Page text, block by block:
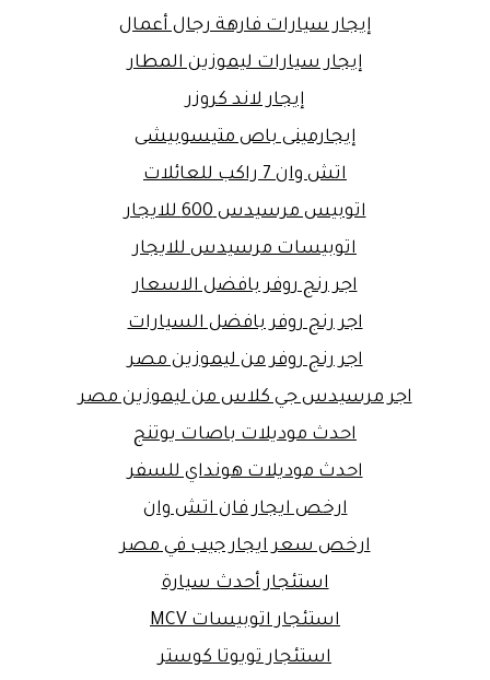
إيجار سيارات فارهة رجال أعمال
إيجار سيارات ليموزين المطار
إيجار لاند كروزر
إيجارمينى باص متيسوبيشى
اتش وان 7 راكب للعائلات
اتوبيس مرسيدس 600 للايجار
اتوبيسات مرسيدس للايجار
اجر رنج روفر بافضل الاسعار
اجر رنج روفر بافضل السيارات
اجر رنج روفر من ليموزين مصر
اجر مرسيدس جي كلاس من ليموزين مصر
احدث موديلات باصات يوتنج
احدث موديلات هونداي للسفر
ارخص ايجار فان اتش وان
ارخص سعر ايجار جيب في مصر
استئجار أحدث سيارة
استئجار اتوبيسات MCV
استئجار تويوتا كوستر